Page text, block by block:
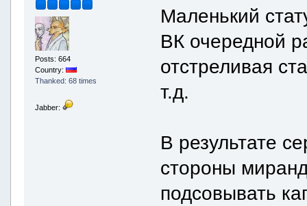
Posts: 664
Country:
Thanked: 68 times
Jabber:
Маленький
ВК очередной
отстреливая
т.д.
В результате
стороны
подсовывать